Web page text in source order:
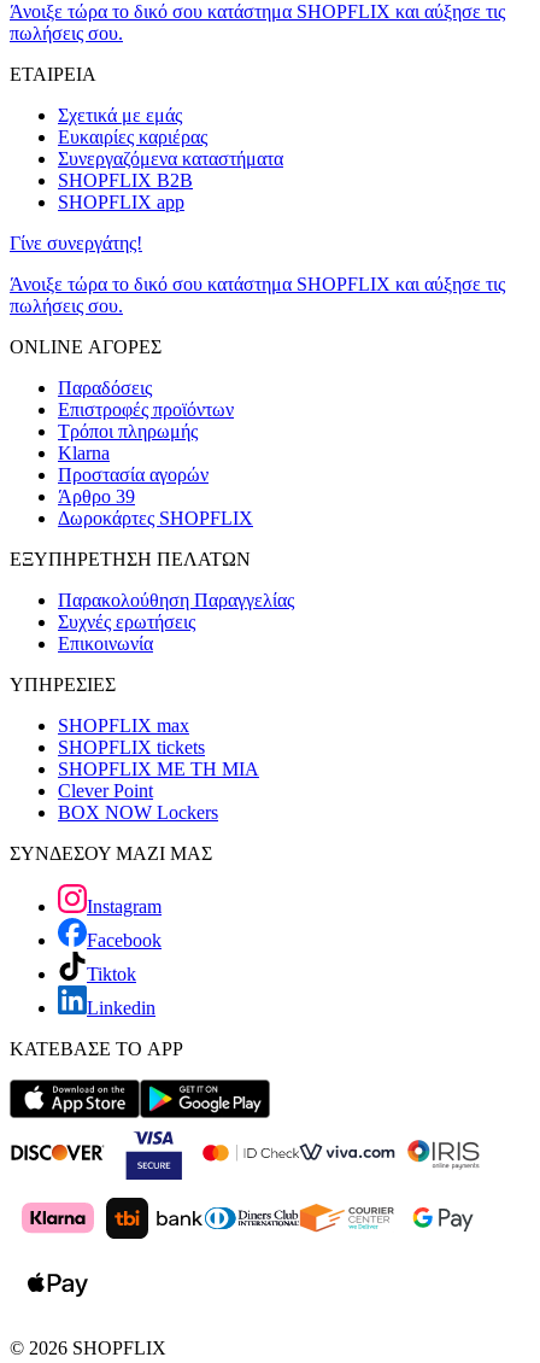
Άνοιξε τώρα το δικό σου κατάστημα SHOPFLIX και αύξησε τις
πωλήσεις σου.
ΕΤΑΙΡΕΙΑ
Σχετικά με εμάς
Ευκαιρίες καριέρας
Συνεργαζόμενα καταστήματα
SHOPFLIX B2B
SHOPFLIX app
Γίνε συνεργάτης!
Άνοιξε τώρα το δικό σου κατάστημα SHOPFLIX και αύξησε τις
πωλήσεις σου.
ONLINE ΑΓΟΡΕΣ
Παραδόσεις
Επιστροφές προϊόντων
Τρόποι πληρωμής
Klarna
Προστασία αγορών
Άρθρο 39
Δωροκάρτες SHOPFLIX
ΕΞΥΠΗΡΕΤΗΣΗ ΠΕΛΑΤΩΝ
Παρακολούθηση Παραγγελίας
Συχνές ερωτήσεις
Επικοινωνία
ΥΠΗΡΕΣΙΕΣ
SHOPFLIX max
SHOPFLIX tickets
SHOPFLIX ΜΕ ΤΗ ΜΙΑ
Clever Point
BOX NOW Lockers
ΣΥΝΔΕΣΟΥ ΜΑΖΙ ΜΑΣ
Instagram
Facebook
Tiktok
Linkedin
ΚΑΤΕΒΑΣΕ ΤΟ APP
© 2026 SHOPFLIX